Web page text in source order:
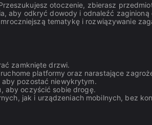
otoczenie, zbierasz
aby odkryć dowody i odnaleźć
tematykę i rozwiązywanie
zamknięte drzwi.
platformy oraz narastające
aby pozostać niewykrytym.
aby oczyścić sobie drogę.
jak i urządzeniach mobilnych, bez